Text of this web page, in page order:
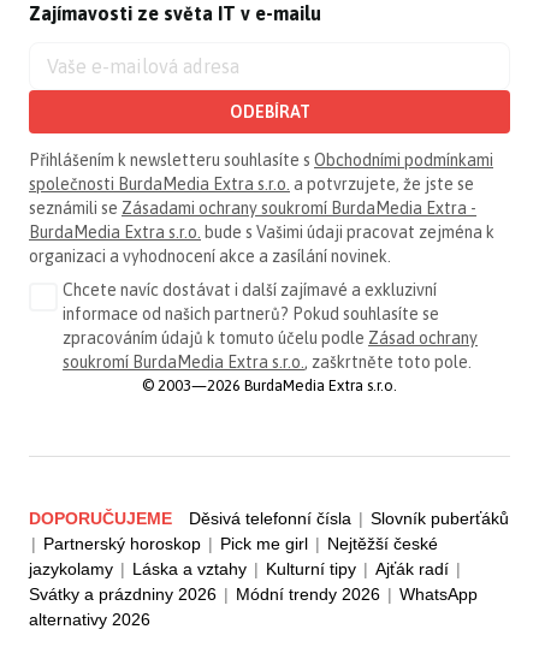
Zajímavosti ze světa IT v e-mailu
ODEBÍRAT
Přihlášením k newsletteru souhlasíte s Obchodními podmínkami
společnosti BurdaMedia Extra s.r.o. a potvrzujete, že jste se
seznámili se Zásadami ochrany soukromí BurdaMedia Extra -
BurdaMedia Extra s.r.o. bude s Vašimi údaji pracovat zejména k
organizaci a vyhodnocení akce a zasílání novinek.
Chcete navíc dostávat i další zajímavé a exkluzivní
informace od našich partnerů? Pokud souhlasíte se
zpracováním údajů k tomuto účelu podle Zásad ochrany
soukromí BurdaMedia Extra s.r.o., zaškrtněte toto pole.
© 2003—2026 BurdaMedia Extra s.r.o.
DOPORUČUJEME Děsivá telefonní čísla | Slovník puberťáků
| Partnerský horoskop | Pick me girl | Nejtěžší české
jazykolamy | Láska a vztahy | Kulturní tipy | Ajťák radí |
Svátky a prázdniny 2026 | Módní trendy 2026 | WhatsApp
alternativy 2026